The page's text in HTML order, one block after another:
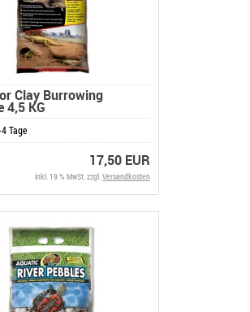
Clay Burrowing
4,5 KG
Tage
17,50 EUR
inkl. 19 % MwSt. zzgl.Versandkosten